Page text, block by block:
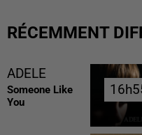
RÉCEMMENT
ADELE
Someone Like
You